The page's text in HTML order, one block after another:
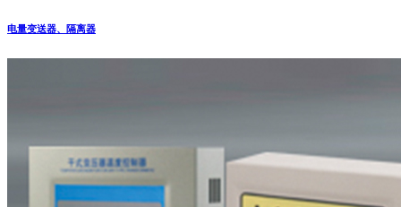
电量变送器、隔离器